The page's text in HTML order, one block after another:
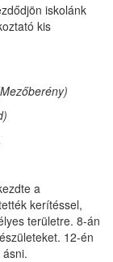
iskolánk
kis
a
kerítéssel,
területre. 8-án
12-én